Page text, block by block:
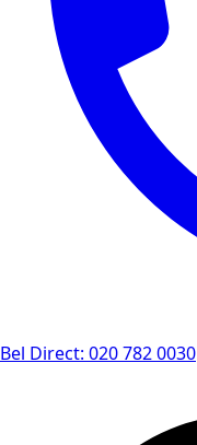
Bel Direct: 020 782 0030